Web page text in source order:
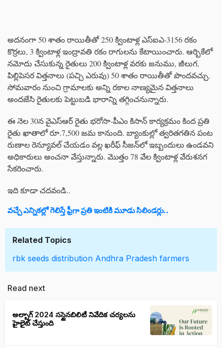
అదనంగా 50 శాతం రాయితీతో 250 క్వింటాళ్ల ఎస్‌ఐఎ-3156 రకం
కొర్రలు, 3 క్వింటాళ్ల ఇంద్రావతి రకం రాగులను కేటాయించారు. ఆర్బికేలో
నమోదు చేసుకున్న రైతులు 200 క్వింటాళ్ల వరకు జనుము, జీలుగ,
పిల్లిపెసర విత్తనాలు (పచ్చి ఎరువు) 50 శాతం రాయితీతో పొందవచ్చు.
సోమవారం నుంచి గ్రామాలకు అన్ని రకాల నాణ్యమైన విత్తనాలు
అందజేసి రైతులకు పెట్టుబడి భారాన్ని తగ్గించనున్నారు.
ఈ నెల 30న వైఎస్ఆర్ రైతు భరోసా-పీఎం కిసాన్ కార్యక్రమం కింద ప్రతి
రైతు ఖాతాలో రూ.7,500 జమ కానుంది. బ్యాంకుల్లో త్వరితగతిన పంట
రుణాల రెన్యూవల్‌ చేయడం వల్ల ఖరీఫ్‌ సీజన్‌లో ఇబ్బందులు ఉండవని
అధికారులు అంచనా వేస్తున్నారు. మొత్తం 78 వేల క్వింటాళ్ల వేరుశనగ
సేకరించారు.
ఇది కూడా చదవండి..
వచ్చే ఎన్నికల్లో గెలిస్తే ఫ్రీగా ప్రతి ఇంటికి మూడు సిలిండర్లు..
Related Topics
rbk seeds distribution Andhra Pradesh farmers
Read next
అల్బాగ్ 2024 సస్టైనబిలిటీ నివేదిక చర్యలను
హైలైట్ చేస్తుంది